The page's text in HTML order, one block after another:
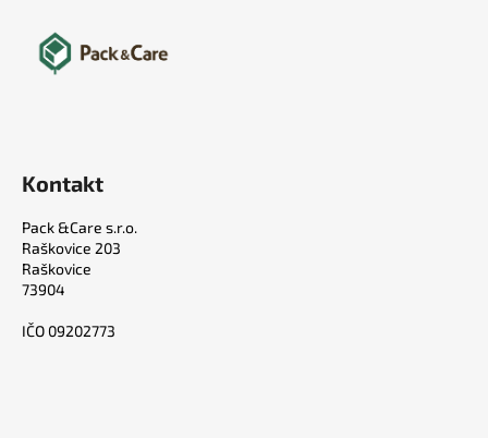
Kontakt
Pack &Care s.r.o.
Raškovice 203
Raškovice
73904
IČO 09202773